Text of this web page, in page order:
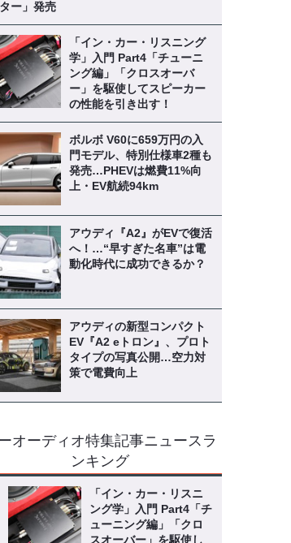
ー」発売
「イン・カー・リスニング
学」入門 Part4「チューニ
ング編」「クロスオーバ
ー」を駆使してスピーカー
の性能を引き出す！
ボルボ V60に659万円の入
門モデル、特別仕様車2種も
発売…PHEVは燃費11%向
上・EV航続94km
アウディ『A2』がEVで復活
へ！…“早すぎた名車”は電
動化時代に成功できるか？
アウディの新型コンパクト
EV『A2 eトロン』、プロト
タイプの写真公開…空力対
策で電費向上
オーディオ特集記事ニュースラ
ンキング
「イン・カー・リスニ
ング学」入門 Part4「チ
ューニング編」「クロ
スオーバー」を駆使し